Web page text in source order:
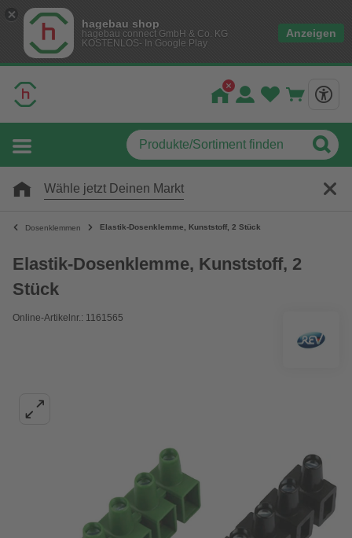
hagebau shop
hagebau connect GmbH & Co. KG
KOSTENLOS- In Google Play
Anzeigen
Wähle jetzt Deinen Markt
Dosenklemmen Elastik-Dosenklemme, Kunststoff, 2 Stück
Elastik-Dosenklemme, Kunststoff, 2
Stück
Online-Artikelnr.: 1161565